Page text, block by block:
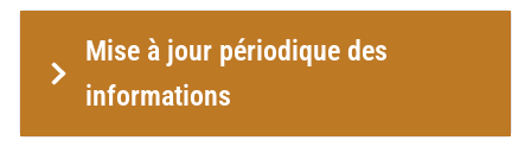
Mise à jour périodique des
informations